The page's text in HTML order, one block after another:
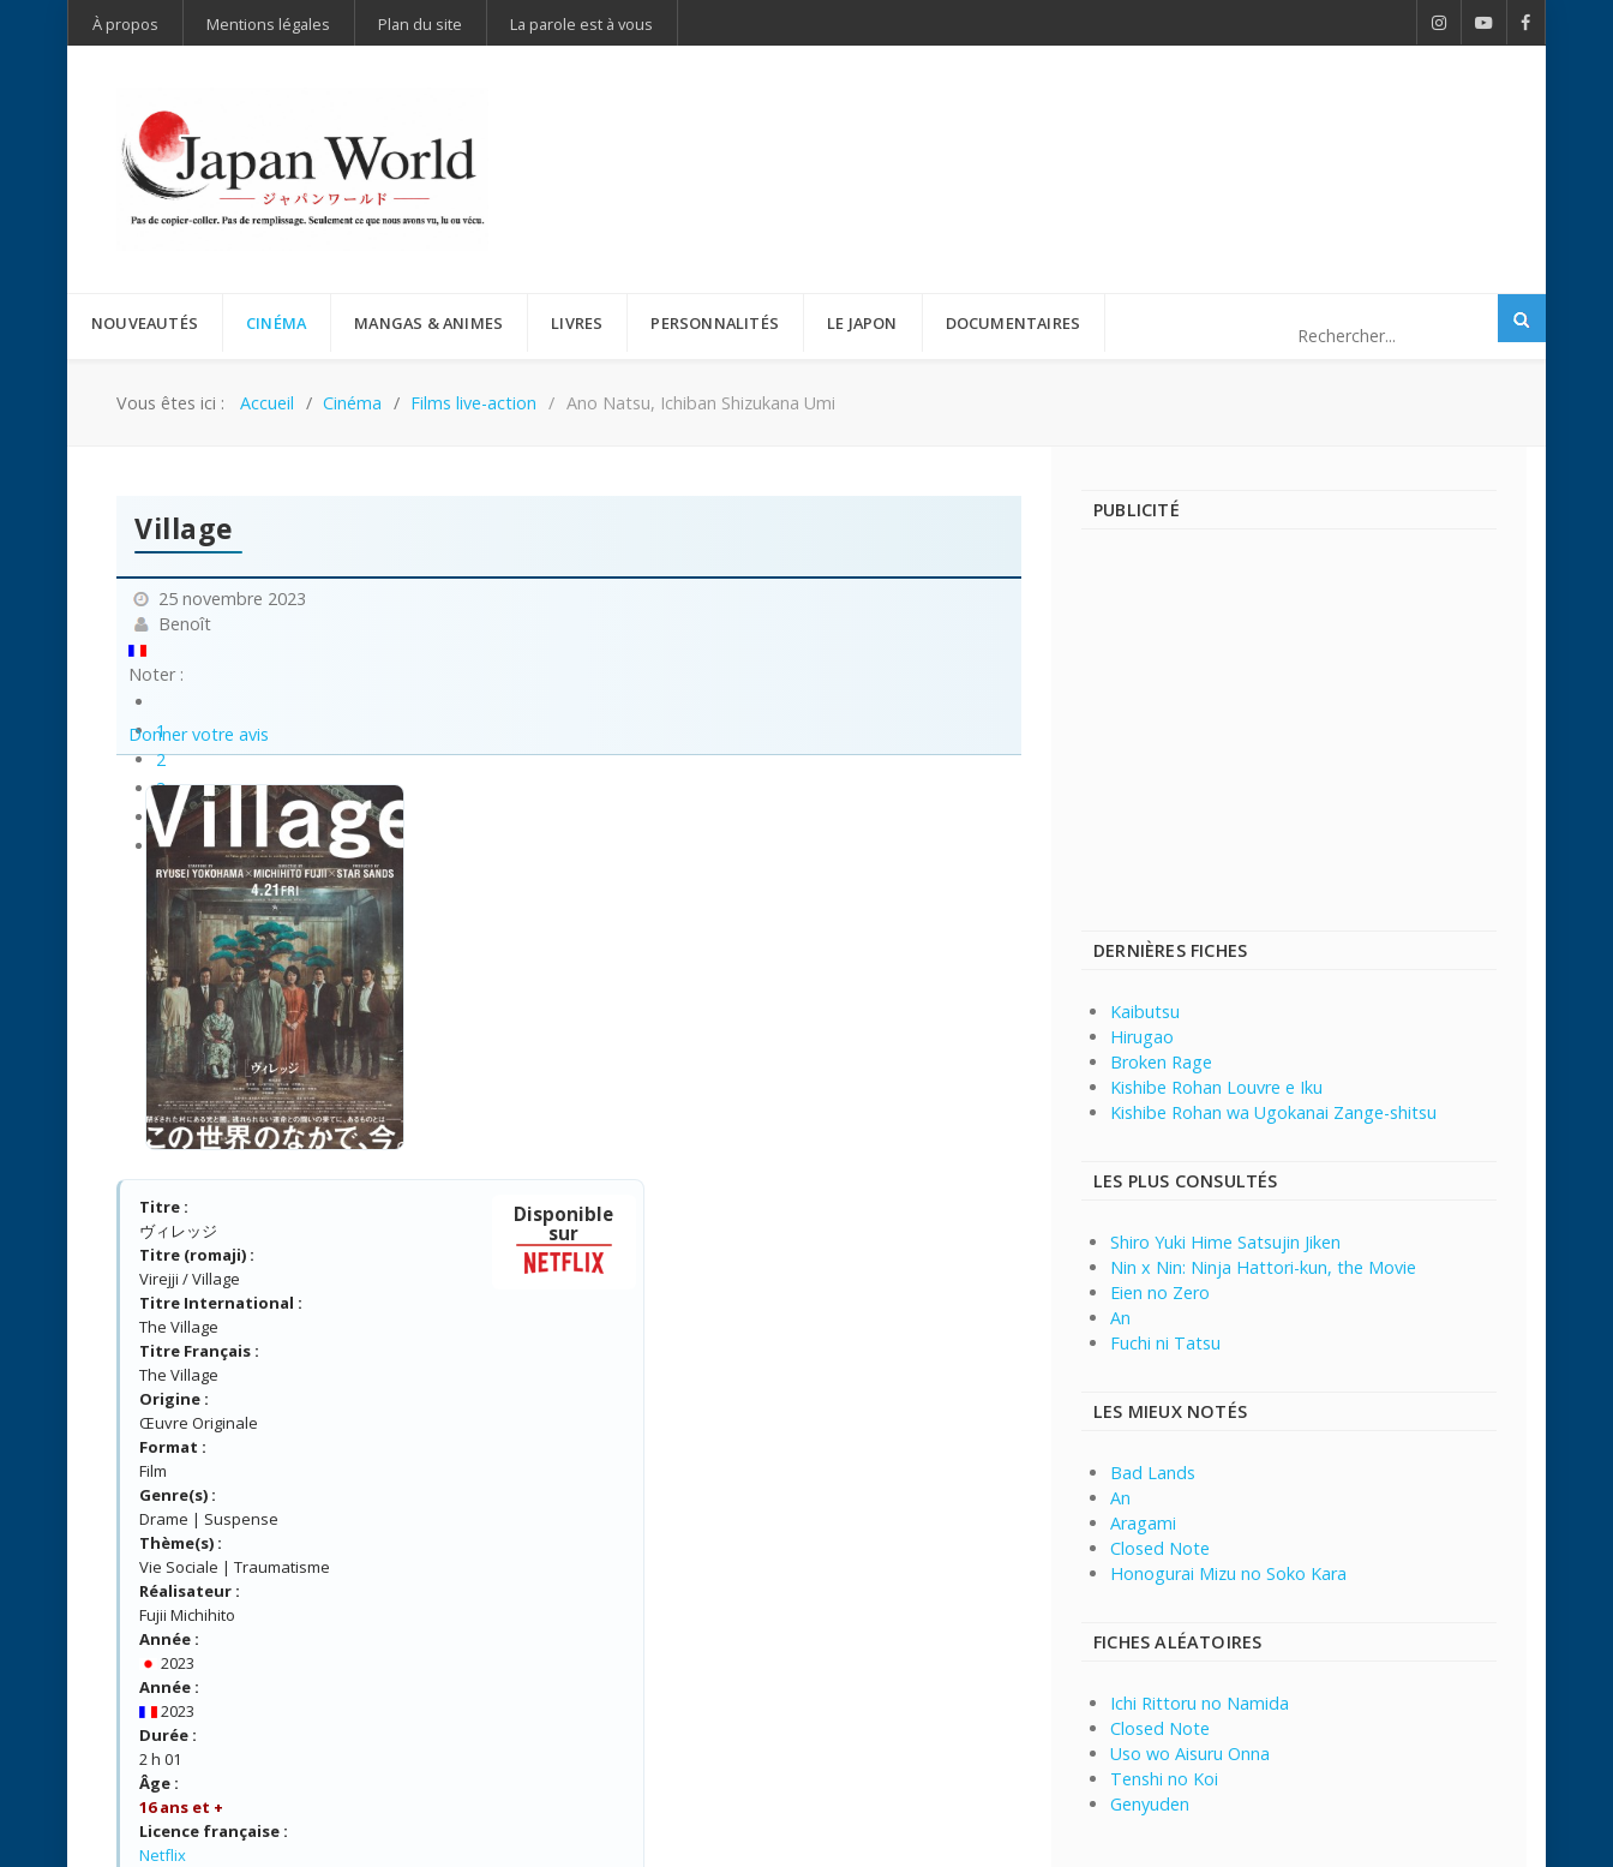
À propos Mentions légales Plan du site La parole est à vous
NOUVEAUTÉS CINÉMA MANGAS & ANIMES LIVRES PERSONNALITÉS LE JAPON DOCUMENTAIRES
Vous êtes ici : Accueil Cinéma Films live-action Ano Natsu, Ichiban Shizukana Umi
Village
25 novembre 2023
Benoît
Noter :
1
2
3
4
5
Donner votre avis
Disponible
sur
Titre :
ヴィレッジ
Titre (romaji) :
Virejji / Village
Titre International :
The Village
Titre Français :
The Village
Origine :
Œuvre Originale
Format :
Film
Genre(s) :
Drame | Suspense
Thème(s) :
Vie Sociale | Traumatisme
Réalisateur :
Fujii Michihito
Année :
2023
Année :
2023
Durée :
2 h 01
Âge :
16 ans et +
Licence française :
Netflix
PUBLICITÉ
DERNIÈRES FICHES
Kaibutsu
Hirugao
Broken Rage
Kishibe Rohan Louvre e Iku
Kishibe Rohan wa Ugokanai Zange-shitsu
LES PLUS CONSULTÉS
Shiro Yuki Hime Satsujin Jiken
Nin x Nin: Ninja Hattori-kun, the Movie
Eien no Zero
An
Fuchi ni Tatsu
LES MIEUX NOTÉS
Bad Lands
An
Aragami
Closed Note
Honogurai Mizu no Soko Kara
FICHES ALÉATOIRES
Ichi Rittoru no Namida
Closed Note
Uso wo Aisuru Onna
Tenshi no Koi
Genyuden